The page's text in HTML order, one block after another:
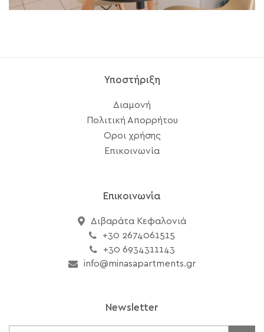
Υποστήριξη
Διαμονή
Πολιτική Απορρήτου
Οροι χρήσης
Επικοινωνία
Επικοινωνία
Διβαράτα Κεφαλονιά
+30 2674061515
+30 6934311143
info@minasapartments.gr
Newsletter